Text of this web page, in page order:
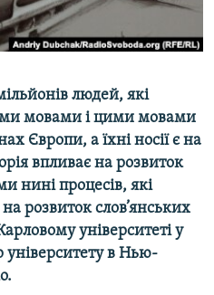
людей, які
мовами і цими мовами
Європи, а їхні носії є на
впливає на розвиток
нині процесів, які
розвиток слов’янських
університеті у
університету в Нью-